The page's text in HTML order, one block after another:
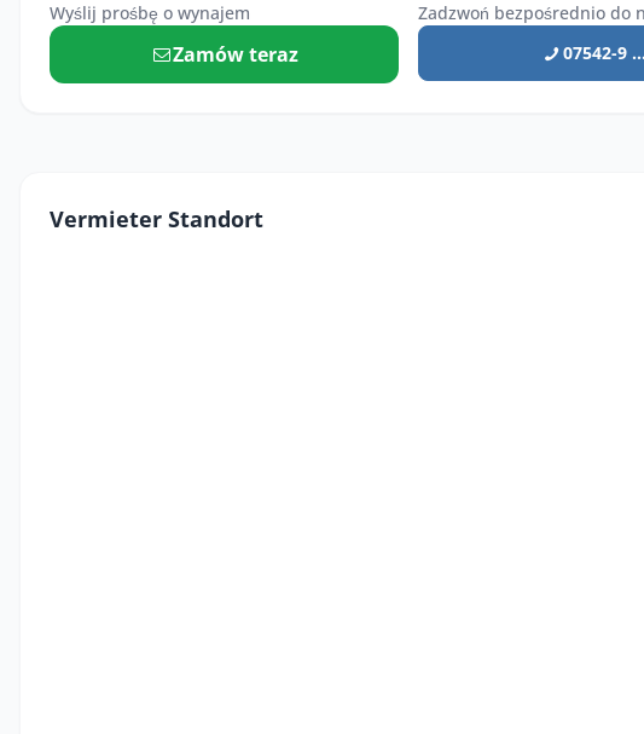
Wyślij prośbę o wynajem
Zamów teraz
Zadzwoń bezpośrednio do
07542-9 ...
Vermieter Standort